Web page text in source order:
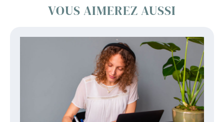
VOUS AIMEREZ AUSSI